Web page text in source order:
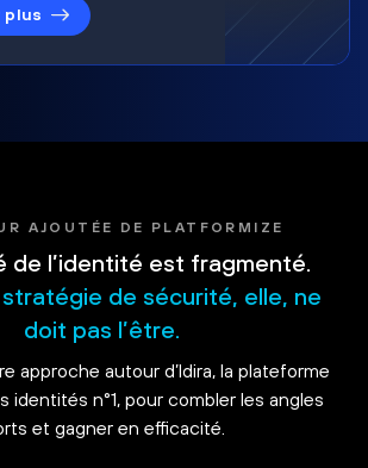
plus
AJOUTÉE DE PLATFORMIZE
de l’identité est fragmenté.
stratégie de sécurité, elle, ne
doit pas l’être.
approche autour d’Idira, la plateforme
identités n°1, pour combler les angles
et gagner en efficacité.